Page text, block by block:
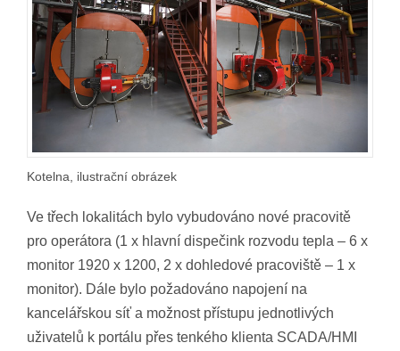
Kotelna, ilustrační obrázek
Ve třech lokalitách bylo vybudováno nové pracovitě
pro operátora (1 x hlavní dispečink rozvodu tepla – 6 x
monitor 1920 x 1200, 2 x dohledové pracoviště – 1 x
monitor). Dále bylo požadováno napojení na
kancelářskou síť a možnost přístupu jednotlivých
uživatelů k portálu přes tenkého klienta SCADA/HMI